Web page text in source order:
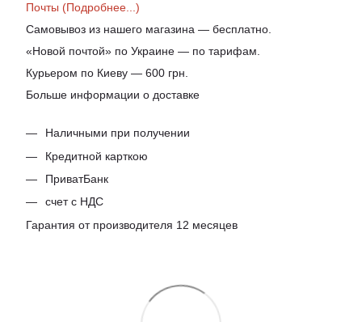
Почты (Подробнее...)
Самовывоз из нашего магазина — бесплатно.
«Новой почтой» по Украине — по тарифам.
Курьером по Киеву — 600 грн.
Больше информации о доставке
Наличными при получении
Кредитной карткою
ПриватБанк
счет с НДС
Гарантия от производителя 12 месяцев